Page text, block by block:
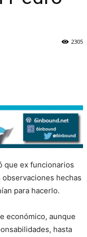
2305
que ex funcionarios
hechas
para hacerlo.
económico, aunque
hasta